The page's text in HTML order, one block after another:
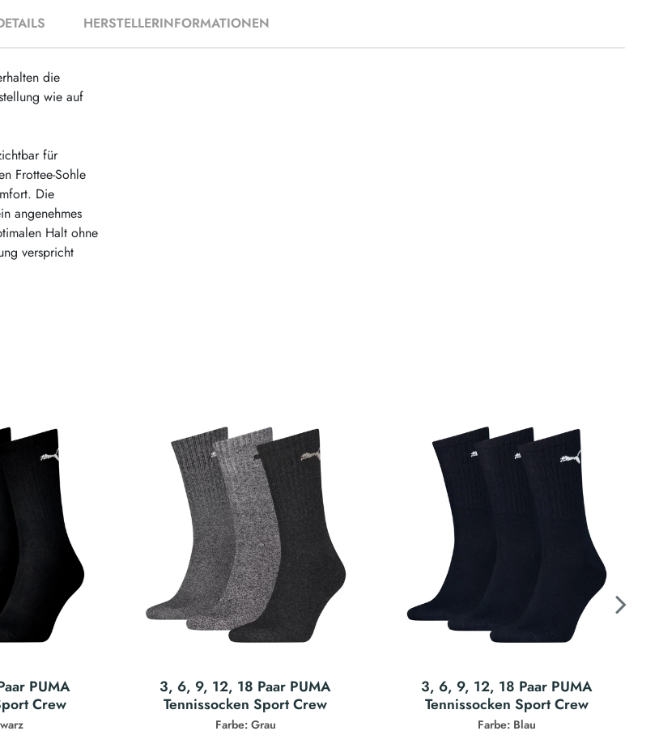
HERSTELLERINFORMATIONEN
die
wie auf
für
Frottee-Sohle
Die
angenehmes
Halt ohne
verspricht
PUMA
Crew
3, 6, 9, 12, 18 Paar PUMA
Tennissocken Sport Crew
Farbe: Grau
3, 6, 9, 12, 18 Paar PUMA
Tennissocken Sport Crew
Farbe: Blau